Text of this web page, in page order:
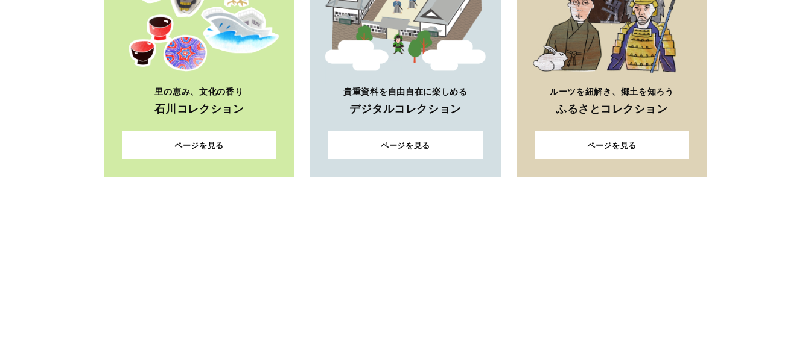
里の恵み、文化の香り
石川コレクション
ページを見る
貴重資料を自由自在に楽しめる
デジタルコレクション
ページを見る
ルーツを紐解き、郷土を知ろう
ふるさとコレクション
ページを見る